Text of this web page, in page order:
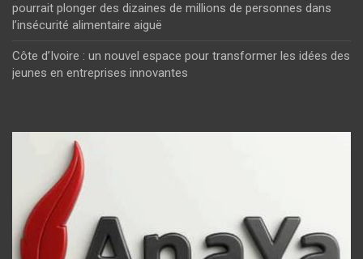
pourrait plonger des dizaines de millions de personnes dans
l’insécurité alimentaire aiguë
Côte d’Ivoire : un nouvel espace pour transformer les idées des
jeunes en entreprises innovantes